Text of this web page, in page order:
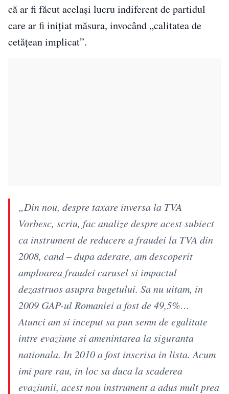
că ar fi făcut același lucru indiferent de partidul
care ar fi inițiat măsura, invocând „calitatea de
cetățean implicat”.
„Din nou, despre taxare inversa la TVA
Vorbesc, scriu, fac analize despre acest subiect
ca instrument de reducere a fraudei la TVA din
2008, cand – dupa aderare, am descoperit
amploarea fraudei carusel si impactul
dezastruos asupra bugetului. Sa nu uitam, in
2009 GAP-ul Romaniei a fost de 49,5%…
Atunci am si inceput sa pun semn de egalitate
intre evaziune si amenintarea la siguranta
nationala. In 2010 a fost inscrisa in lista. Acum
imi pare rau, in loc sa duca la scaderea
evaziunii, acest nou instrument a adus mult prea